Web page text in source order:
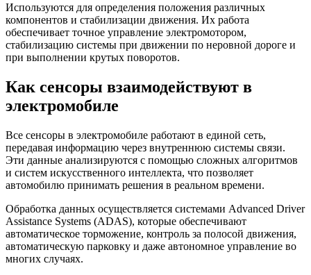
Используются для определения положения различных
компонентов и стабилизации движения. Их работа
обеспечивает точное управление электромотором,
стабилизацию системы при движении по неровной дороге и
при выполнении крутых поворотов.
Как сенсоры взаимодействуют в
электромобиле
Все сенсоры в электромобиле работают в единой сеть,
передавая информацию через внутреннюю системы связи.
Эти данные анализируются с помощью сложных алгоритмов
и систем искусственного интеллекта, что позволяет
автомобилю принимать решения в реальном времени.
Обработка данных осуществляется системами Advanced Driver
Assistance Systems (ADAS), которые обеспечивают
автоматическое торможение, контроль за полосой движения,
автоматическую парковку и даже автономное управление во
многих случаях.